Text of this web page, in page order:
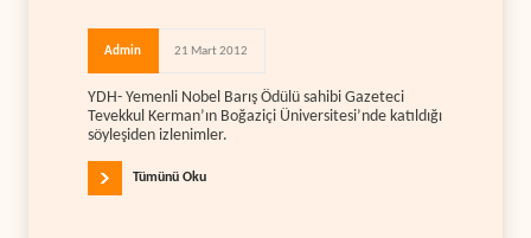
Admin 21 Mart 2012
YDH- Yemenli Nobel Barış Ödülü sahibi Gazeteci
Tevekkul Kerman’ın Boğaziçi Üniversitesi’nde katıldığı
söyleşiden izlenimler.
Tümünü Oku